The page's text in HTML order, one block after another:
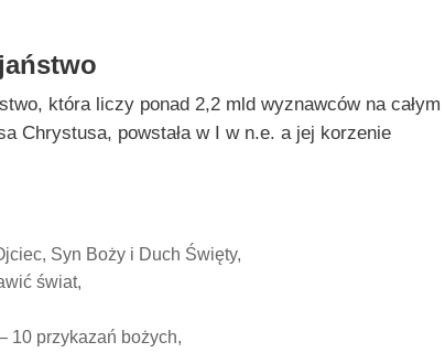
która liczy ponad 2,2 mld wyznawców na całym
Chrystusa, powstała w I w n.e. a jej korzenie
Syn Boży i Duch Święty,
świat,
10 przykazań bożych,